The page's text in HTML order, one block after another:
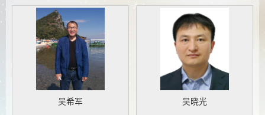
吴希军 吴晓光